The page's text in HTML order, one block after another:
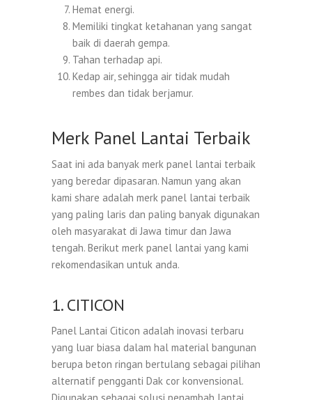
Hemat energi.
Memiliki tingkat ketahanan yang sangat
baik di daerah gempa.
Tahan terhadap api.
Kedap air, sehingga air tidak mudah
rembes dan tidak berjamur.
Merk Panel Lantai Terbaik
Saat ini ada banyak merk panel lantai terbaik
yang beredar dipasaran. Namun yang akan
kami share adalah merk panel lantai terbaik
yang paling laris dan paling banyak digunakan
oleh masyarakat di Jawa timur dan Jawa
tengah. Berikut merk panel lantai yang kami
rekomendasikan untuk anda.
1. CITICON
Panel Lantai Citicon adalah inovasi terbaru
yang luar biasa dalam hal material bangunan
berupa beton ringan bertulang sebagai pilihan
alternatif pengganti Dak cor konvensional.
Digunakan sebagai solusi penambah lantai